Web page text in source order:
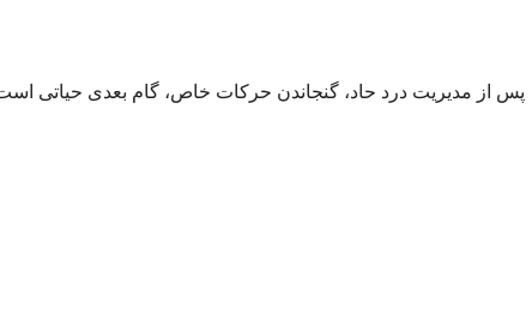
پس از مدیریت درد حاد، گنجاندن حرکات خاص، گام بعدی حیاتی